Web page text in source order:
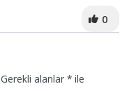
0
Gerekli alanlar* ile